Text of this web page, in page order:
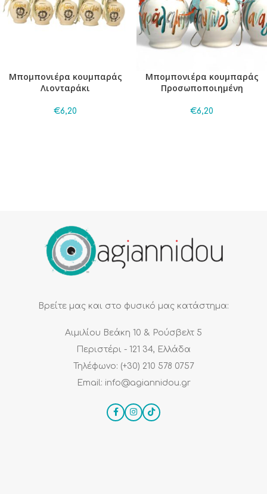
Μπομπονιέρα κουμπαράς
Λιονταράκι
€6,20
Μπομπονιέρα κουμπαράς
Προσωποποιημένη
€6,20
Βρείτε μας και στο φυσικό μας κατάστημα:
Αιμιλίου Βεάκη 10 & Ρούσβελτ 5
Περιστέρι - 121 34, Ελλάδα
Τηλέφωνο: (+30) 210 578 0757
Email: info@agiannidou.gr